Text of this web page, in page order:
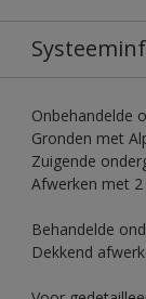
Onbehandelde
Gronden met
Zuigende
Afwerken met
Behandelde
Dekkend